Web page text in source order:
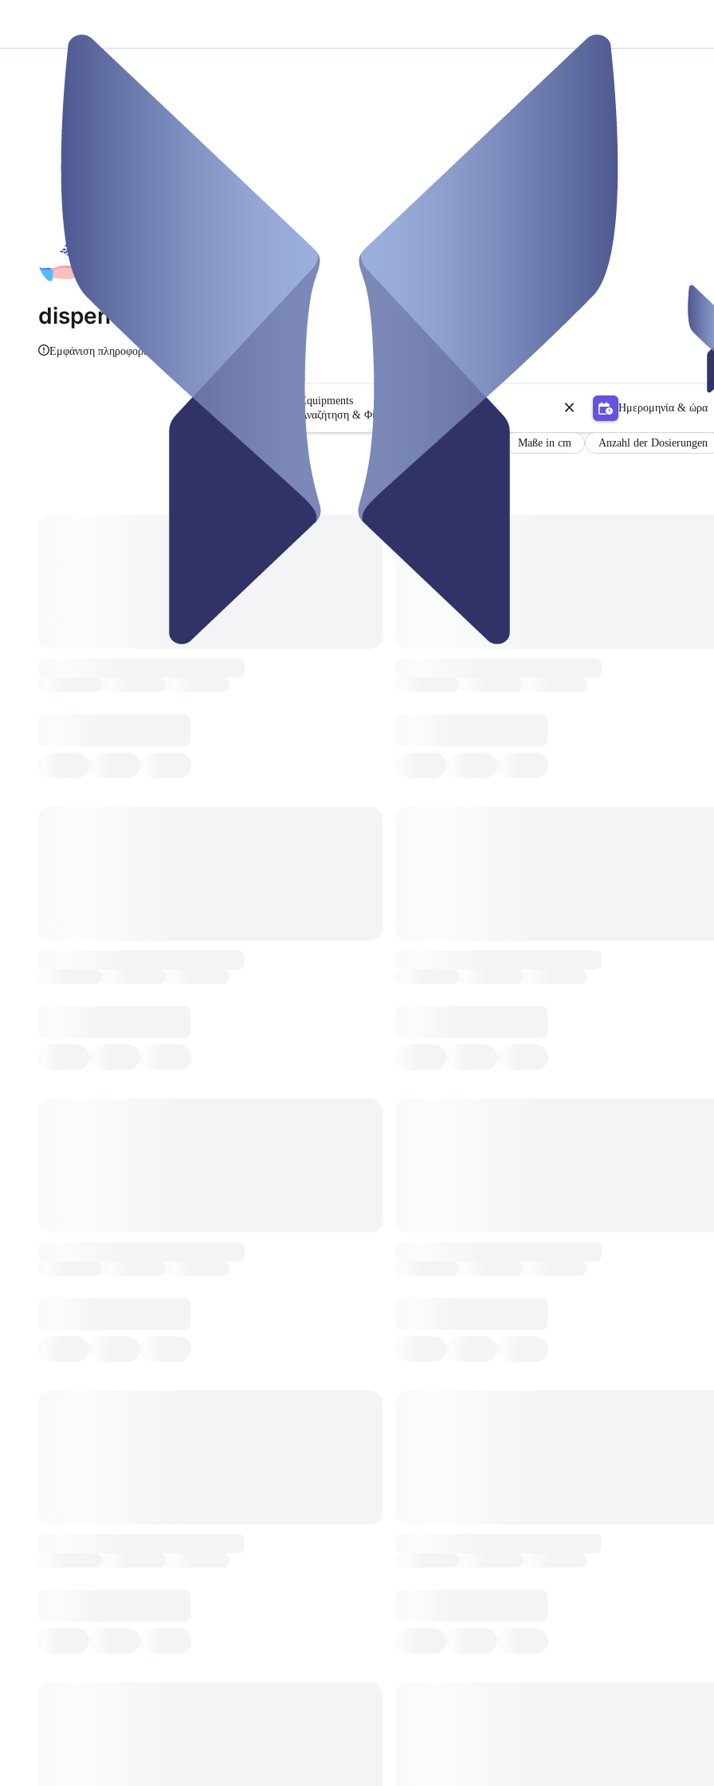
dispensoo
Εμφάνιση πληροφοριών
Equipments
Αναζήτηση & Φίλτρο
Ημερομηνία & ώρα
Füllmenge in Liter Maße in cm Anzahl der Dosierungen